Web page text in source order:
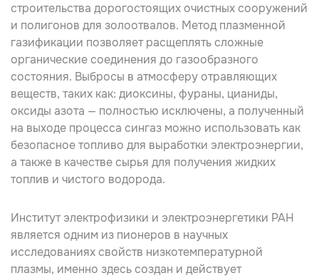
строительства дорогостоящих очистных сооружений
и полигонов для золоотвалов. Метод плазменной
газификации позволяет расщеплять сложные
органические соединения до газообразного
состояния. Выбросы в атмосферу отравляющих
веществ, таких как: диоксины, фураны, цианиды,
оксиды азота — полностью исключены, а полученный
на выходе процесса сингаз можно использовать как
безопасное топливо для выработки электроэнергии,
а также в качестве сырья для получения жидких
топлив и чистого водорода.
Институт электрофизики и электроэнергетики РАН
является одним из пионеров в научных
исследованиях свойств низкотемпературной
плазмы, именно здесь создан и действует